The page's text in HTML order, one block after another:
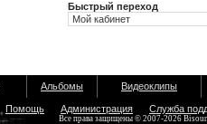
Быстрый переход
Альбомы Видеоклипы
Помощь Администрация Служба
Все права защищены © 2007-2026